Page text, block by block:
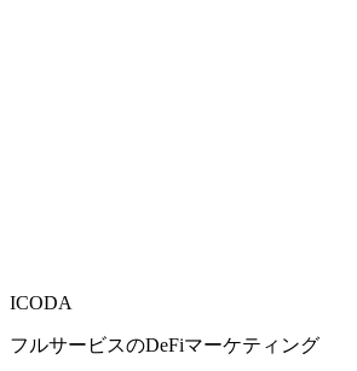
ICODA
フルサービスのDeFiマーケティング